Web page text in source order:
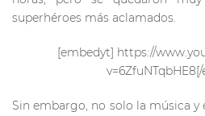
superhéroes más aclamados.
[embedyt] https://
Sin embargo, no solo la música y